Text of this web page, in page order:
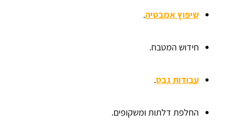
שיפוץ אמבטיה.
חידוש המטבח.
עבודות גבס.
החלפת דלתות ומשקופים.